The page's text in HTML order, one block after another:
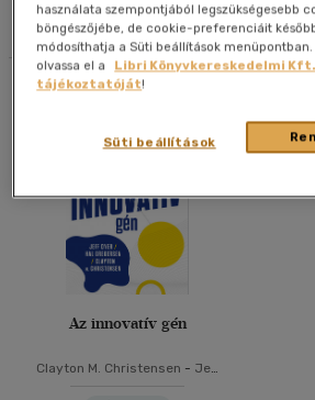
Szűrés
Megjelenítés
20 db / oldal
Alkalmaz
Az innovatív gén
Clayton M. Christensen - Jeff
használata szempontjából legszükségesebb
böngészőjébe, de cookie-preferenciáit
módosíthatja a Süti beállítások
olvassa el a
Libri Könyvkereskedelmi
tájékoztatóját!
Süti beállítások